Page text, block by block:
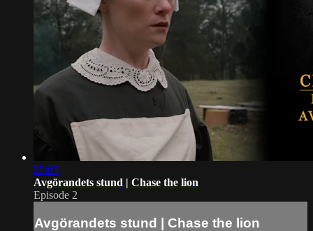
25:05
Avgörandets stund | Chase the lion
Episode 2
Avgörandets stund | Chase the lion